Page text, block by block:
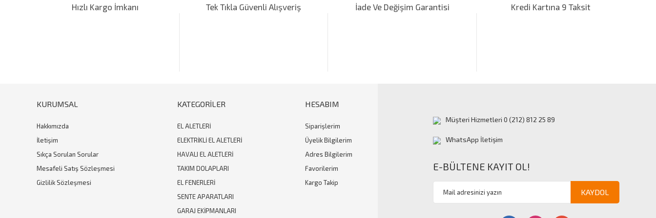
Ürün resmi kalitesiz, bozuk veya görüntülenemiyor.
Gönder
Hızlı Kargo İmkanı Tek Tıkla Güvenli Alışveriş İade Ve Değişim Garantisi Kredi Kartına 9 Taksit
KURUMSAL
Hakkımızda
İletişim
Sıkça Sorulan Sorular
Mesafeli Satış Sözleşmesi
Gizlilik Sözleşmesi
KATEGORİLER
EL ALETLERİ
ELEKTRİKLİ EL ALETLERİ
HAVALI EL ALETLERİ
TAKIM DOLAPLARI
EL FENERLERİ
SENTE APARATLARI
GARAJ EKİPMANLARI
HESABIM
Siparişlerim
Üyelik Bilgilerim
Adres Bilgilerim
Favorilerim
Kargo Takip
Müşteri Hizmetleri 0 (212) 812 25 89
WhatsApp İletişim
E-BÜLTENE KAYIT OL!
KAYDOL